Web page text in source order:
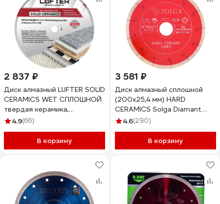
2 837 ₽
Диск алмазный LUFTER SOLID
CERAMICS WET СПЛОШНОЙ
твердая керамика,
керамогранит 200 мм 017-
4.9(66)
В корзину
3 581 ₽
Диск алмазный сплошной
(200х25,4 мм) HARD
CERAMICS Solga Diamant
20010200
4.6(290)
В корзину